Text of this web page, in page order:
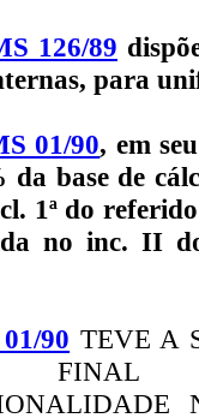
126/89
para
01/90, em
da base de
1ª do
no inc. II
90 TEVE A